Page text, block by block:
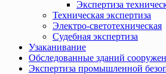
Экспертиза
Техническая экспертиза
Электро-светотехническая
Судебная экспертиза
Узаканивание
Обследованные зданий
Экспертиза промышленной